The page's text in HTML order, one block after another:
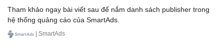
Tham khảo ngay bài viết sau để nắm danh sách publisher trong
hệ thống quảng cáo của SmartAds.
| SmartAds